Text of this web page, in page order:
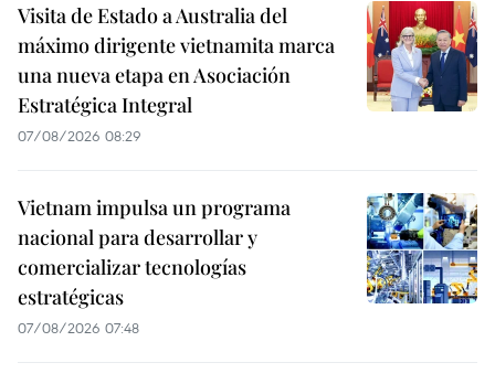
Visita de Estado a Australia del
máximo dirigente vietnamita marca
una nueva etapa en Asociación
Estratégica Integral
07/08/2026 08:29
Vietnam impulsa un programa
nacional para desarrollar y
comercializar tecnologías
estratégicas
07/08/2026 07:48